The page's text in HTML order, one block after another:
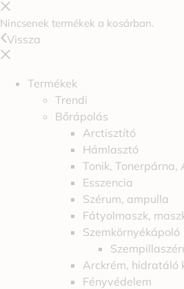
Nincsenek termékek a kosárban.
Vissza
Termékek
Trendi
Bőrápolás
Arctisztító
Hámlasztó
Tonik, Tonerpárna,
Esszencia
Szérum, ampulla
Fátyolmaszk,
Szemkörnyékápoló
Arckrém, hidratáló
Fényvédelem